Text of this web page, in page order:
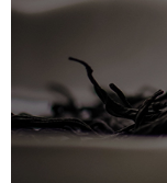
轻工食品